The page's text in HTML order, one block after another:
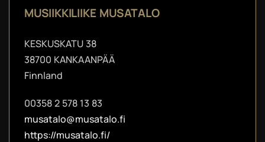
MUSIIKKILIIKE MUSATALO
KESKUSKATU 38
38700 KANKAANPÄÄ
Finnland
00358 2 578 13 83
musatalo@musatalo.fi
https://musatalo.fi/